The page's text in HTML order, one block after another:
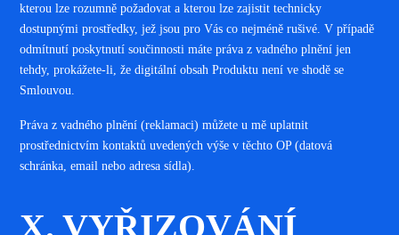
kterou lze rozumně požadovat a kterou lze zajistit technicky
dostupnými prostředky, jež jsou pro Vás co nejméně rušivé. V případě
odmítnutí poskytnutí součinnosti máte práva z vadného plnění jen
tehdy, prokážete-li, že digitální obsah Produktu není ve shodě se
Smlouvou.
Práva z vadného plnění (reklamaci) můžete u mě uplatnit
prostřednictvím kontaktů uvedených výše v těchto OP (datová
schránka, email nebo adresa sídla).
X. VYŘIZOVÁNÍ